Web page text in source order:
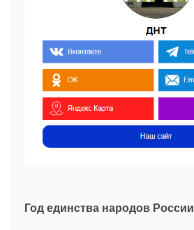
Год единства народов России